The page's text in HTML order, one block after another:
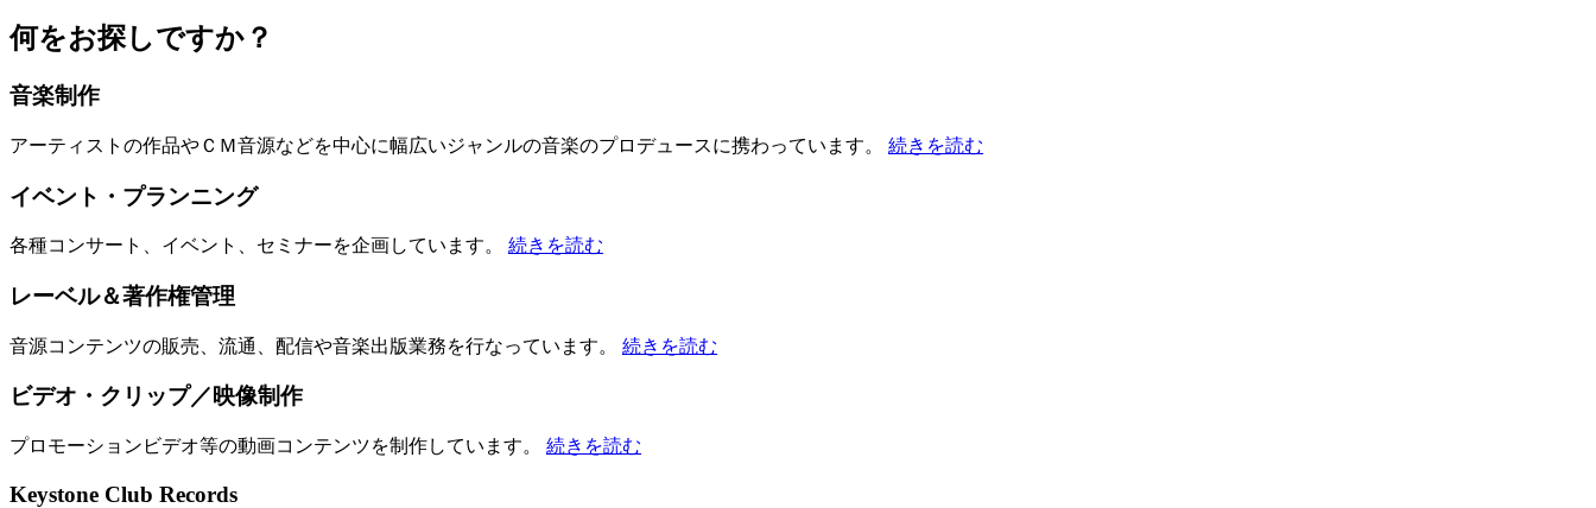
何をお探しですか？
音楽制作
アーティストの作品やＣＭ音源などを中心に幅広いジャンルの音楽のプロデュースに携わっています。 続きを読む
イベント・プランニング
各種コンサート、イベント、セミナーを企画しています。 続きを読む
レーベル＆著作権管理
音源コンテンツの販売、流通、配信や音楽出版業務を行なっています。 続きを読む
ビデオ・クリップ／映像制作
プロモーションビデオ等の動画コンテンツを制作しています。 続きを読む
Keystone Club Records